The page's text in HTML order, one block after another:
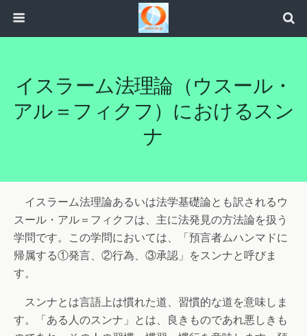
イスラーム法理論（ウスール・
アル＝フィクフ）におけるスン
ナ
イスラーム法理論あるいは法学基礎論とも訳されるウ
スール・アル＝フィクフは、主に法発見の方法論を扱う
学問です。この学問においては、「預言者ムハンマドに
帰属する①発言、②行為、③承認」をスンナと呼びま
す。
スンナとは言語上は慣れた道、習慣的な道を意味しま
す。「ある人のスンナ」とは、良きものであれ悪しきも